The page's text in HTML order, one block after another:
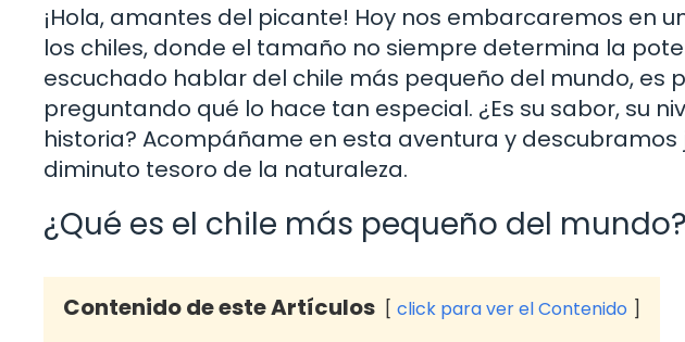
¡Hola, amantes del picante! Hoy nos embarcaremos en
los chiles, donde el tamaño no siempre determina la
escuchado hablar del chile más pequeño del mundo, es
preguntando qué lo hace tan especial. ¿Es su sabor, su
historia? Acompáñame en esta aventura y
diminuto tesoro de la naturaleza.
¿Qué es el chile más pequeño del mundo?
Contenido de este Artículos click para ver el Contenido